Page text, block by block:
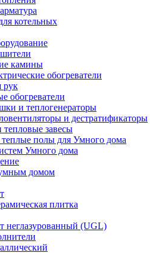
котельных
камины
обогреватели
рук
обогреватели
и теплогенераторы
и дестратификаторы
завесы
полы для Умного дома
Умного дома
домом
плитка
неглазурованный (UGL)